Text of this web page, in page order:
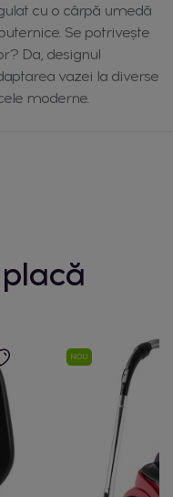
cu o cârpă umedă
Se potrivește
Da, designul
vazei la diverse
moderne.
NOU